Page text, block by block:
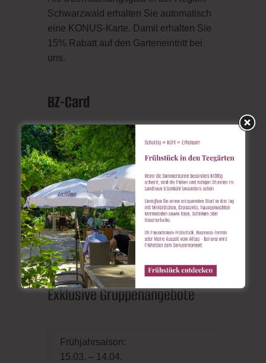
Schwarzwald erhalten Sie automatisch
eine KONUS-Karte. Damit erhalten Sie
15% Rabatt auf den Garteneintritt bei
uns.
BZ-Card
Als Abonnent der Badischen Zeitung
erhalten Sie kostenlos die exklusive
Vorteilskarte. Damit erhalten Sie als
Karteninhaber und eine Begleitperson
15% Rabatt auf den Eintritt in unsere
Gärten.
Exklusive Gruppenangebote
Frühjahrsaison:
15.03. – 14.04.